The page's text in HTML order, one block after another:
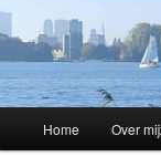
Skip
Home Over